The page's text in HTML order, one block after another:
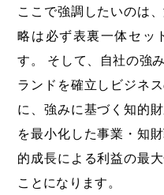
ここで強調したいのは
略は必ず表裏一体セッ
す。 そして、自社の強
ランドを確立しビジネ
に、強みに基づく知的
を最小化した事業・知
的成長による利益の最
ことになります。